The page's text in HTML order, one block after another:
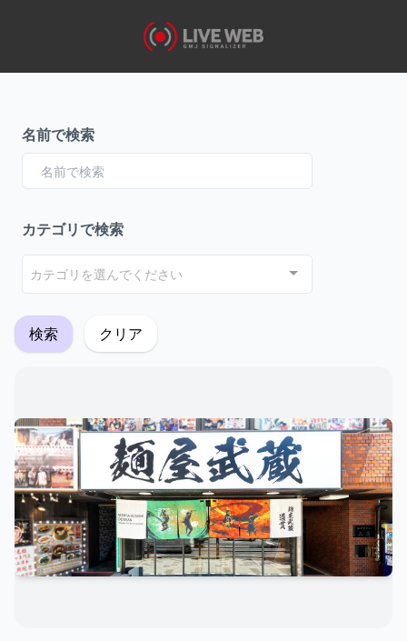
名前で検索
カテゴリで検索
カテゴリを選んでください
検索 クリア